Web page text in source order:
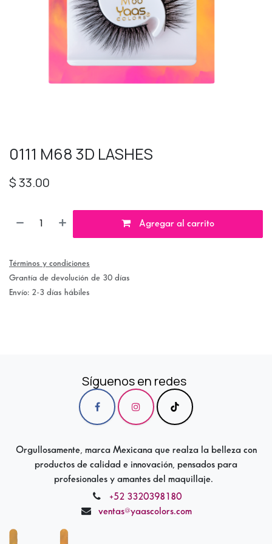
0111 M68 3D LASHES
$33.00
Agregar al carrito
Términos y condiciones
Grantía de devolución de 30 días
Envío: 2-3 días hábiles
Síguenos en redes
Orgullosamente, marca Mexicana que realza la belleza con
productos de calidad e innovación, pensados para
profesionales y amantes del maquillaje.
+52 3320398180
ventas@yaascolors.com